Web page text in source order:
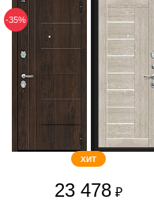
-35%
ХИТ
23 478 ₽